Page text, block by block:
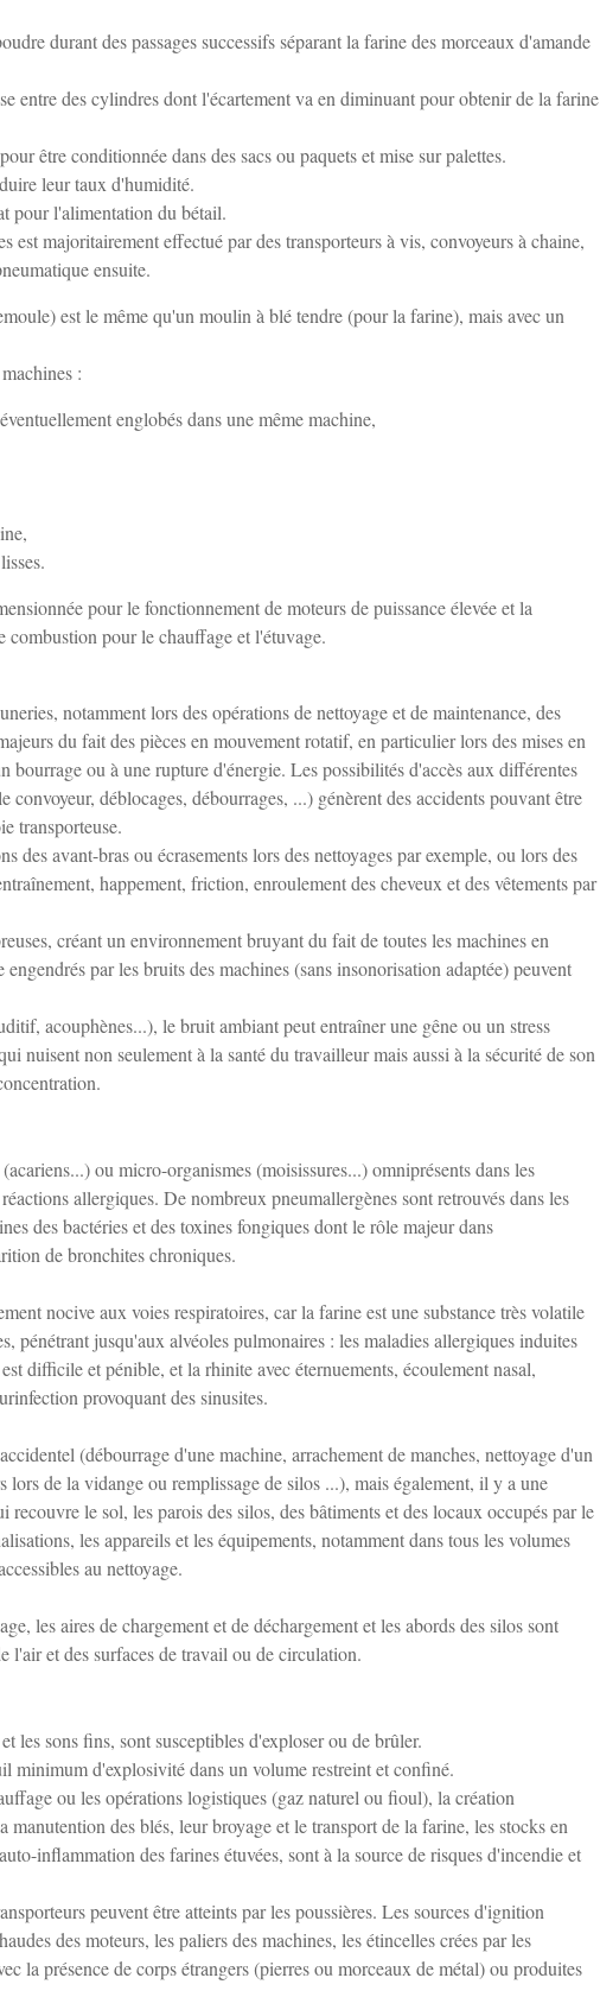
durant des passages successifs séparant la farine des morceaux d'amande
entre des cylindres dont l'écartement va en diminuant pour obtenir de la farine
être conditionnée dans des sacs ou paquets et mise sur palettes.
leur taux d'humidité.
pour l'alimentation du bétail.
est majoritairement effectué par des transporteurs à vis, convoyeurs à chaine,
ensuite.
est le même qu'un moulin à blé tendre (pour la farine), mais avec un
:
englobés dans une même machine,
pour le fonctionnement de moteurs de puissance élevée et la
pour le chauffage et l'étuvage.
notamment lors des opérations de nettoyage et de maintenance, des
du fait des pièces en mouvement rotatif, en particulier lors des mises en
bourrage ou à une rupture d'énergie. Les possibilités d'accès aux différentes
convoyeur, déblocages, débourrages, ...) génèrent des accidents pouvant être
transporteuse.
des avant-bras ou écrasements lors des nettoyages par exemple, ou lors des
happement, friction, enroulement des cheveux et des vêtements par
créant un environnement bruyant du fait de toutes les machines en
par les bruits des machines (sans insonorisation adaptée) peuvent
acouphènes...), le bruit ambiant peut entraîner une gêne ou un stress
nuisent non seulement à la santé du travailleur mais aussi à la sécurité de son
ou micro-organismes (moisissures...) omniprésents dans les
allergiques. De nombreux pneumallergènes sont retrouvés dans les
des bactéries et des toxines fongiques dont le rôle majeur dans
de bronchites chroniques.
nocive aux voies respiratoires, car la farine est une substance très volatile
pénétrant jusqu'aux alvéoles pulmonaires : les maladies allergiques induites
difficile et pénible, et la rhinite avec éternuements, écoulement nasal,
provoquant des sinusites.
(débourrage d'une machine, arrachement de manches, nettoyage d'un
lors de la vidange ou remplissage de silos ...), mais également, il y a une
le sol, les parois des silos, des bâtiments et des locaux occupés par le
les appareils et les équipements, notamment dans tous les volumes
au nettoyage.
les aires de chargement et de déchargement et les abords des silos sont
l'air et des surfaces de travail ou de circulation.
les sons fins, sont susceptibles d'exploser ou de brûler.
minimum d'explosivité dans un volume restreint et confiné.
ou les opérations logistiques (gaz naturel ou fioul), la création
manutention des blés, leur broyage et le transport de la farine, les stocks en
inflammation des farines étuvées, sont à la source de risques d'incendie et
peuvent être atteints par les poussières. Les sources d'ignition
des moteurs, les paliers des machines, les étincelles crées par les
la présence de corps étrangers (pierres ou morceaux de métal) ou produites